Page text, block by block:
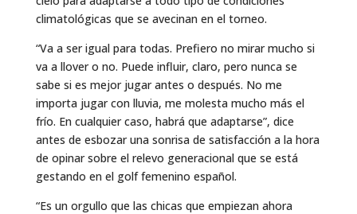
climatológicas que se avecinan en el torneo.
“Va a ser igual para todas. Prefiero no mirar mucho si
va a llover o no. Puede influir, claro, pero nunca se
sabe si es mejor jugar antes o después. No me
importa jugar con lluvia, me molesta mucho más el
frío. En cualquier caso, habrá que adaptarse”, dice
antes de esbozar una sonrisa de satisfacción a la hora
de opinar sobre el relevo generacional que se está
gestando en el golf femenino español.
“Es un orgullo que las chicas que empiezan ahora